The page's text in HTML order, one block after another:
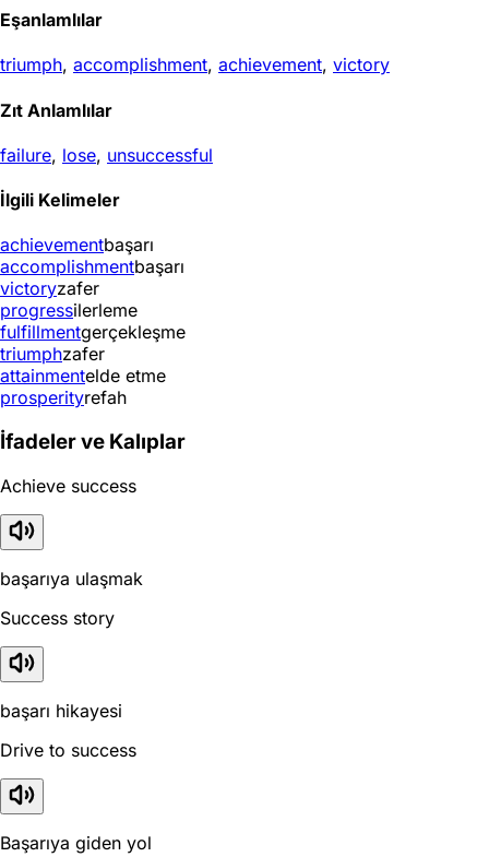
Eşanlamlılar
triumph, accomplishment, achievement, victory
Zıt Anlamlılar
failure, lose, unsuccessful
İlgili Kelimeler
achievementbaşarı
accomplishmentbaşarı
victoryzafer
progressilerleme
fulfillmentgerçekleşme
triumphzafer
attainmentelde etme
prosperityrefah
İfadeler ve Kalıplar
Achieve success
başarıya ulaşmak
Success story
başarı hikayesi
Drive to success
Başarıya giden yol